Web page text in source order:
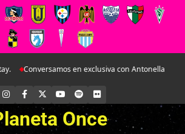
Conversamos en exclusiva con Antonella Martínez:
INSTAGRAM
FACEBOOK YOUTUBE
SPOTIFYFLICKR
Once